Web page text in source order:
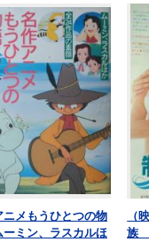
ニメもうひとつの物
ミン、ラスカルほ
（
族